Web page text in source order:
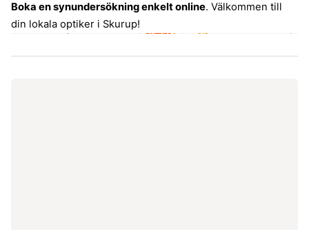
Boka en synundersökning enkelt online. Välkommen till
din lokala optiker i Skurup!